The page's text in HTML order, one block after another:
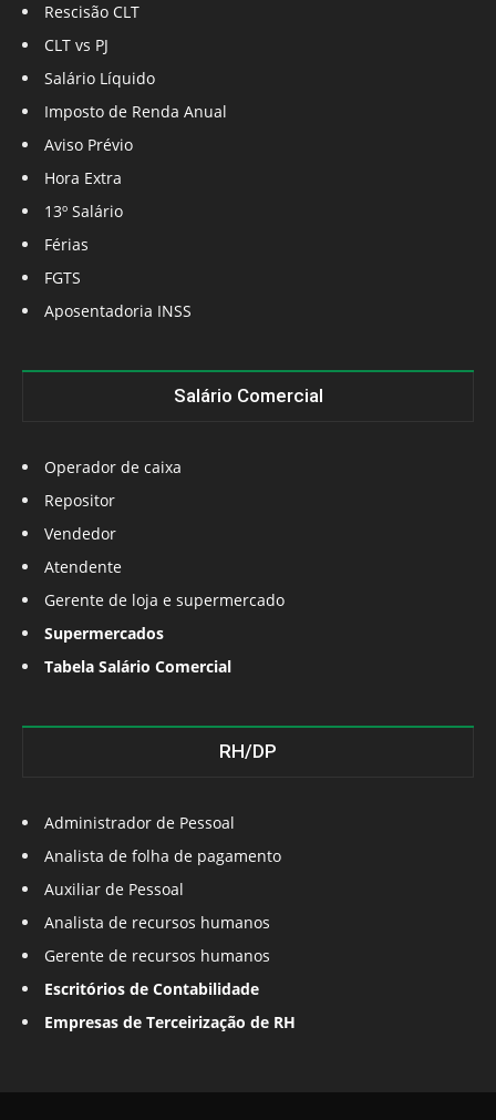
Rescisão CLT
CLT vs PJ
Salário Líquido
Imposto de Renda Anual
Aviso Prévio
Hora Extra
13º Salário
Férias
FGTS
Aposentadoria INSS
Salário Comercial
Operador de caixa
Repositor
Vendedor
Atendente
Gerente de loja e supermercado
Supermercados
Tabela Salário Comercial
RH/DP
Administrador de Pessoal
Analista de folha de pagamento
Auxiliar de Pessoal
Analista de recursos humanos
Gerente de recursos humanos
Escritórios de Contabilidade
Empresas de Terceirização de RH